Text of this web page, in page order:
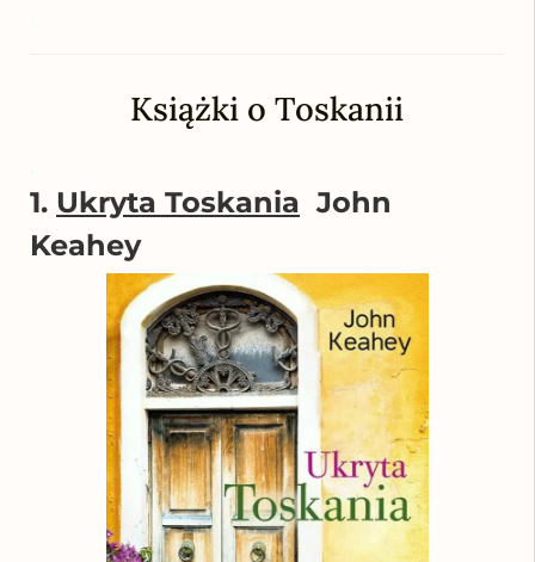
.
Książki o Toskanii
.
1. Ukryta Toskania John
Keahey